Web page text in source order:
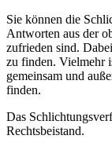
Sie können die
Antworten aus der
zufrieden sind.
zu finden. Vielmehr
gemeinsam und
finden.
Das
Rechtsbeistand.